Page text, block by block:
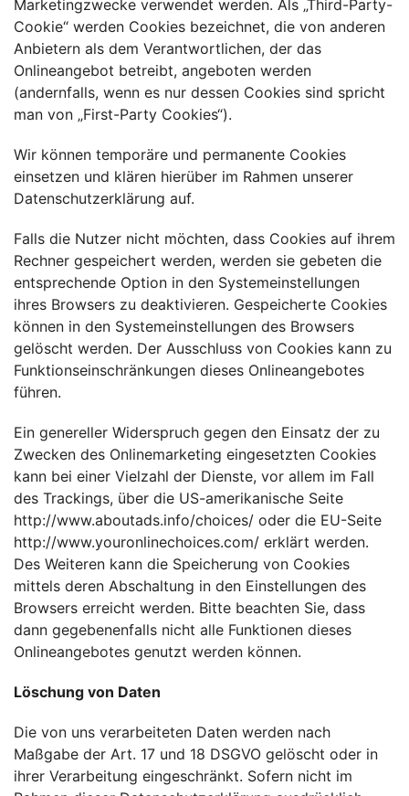
Marketingzwecke verwendet werden. Als „Third-Party-
Cookie“ werden Cookies bezeichnet, die von anderen
Anbietern als dem Verantwortlichen, der das
Onlineangebot betreibt, angeboten werden
(andernfalls, wenn es nur dessen Cookies sind spricht
man von „First-Party Cookies“).
Wir können temporäre und permanente Cookies
einsetzen und klären hierüber im Rahmen unserer
Datenschutzerklärung auf.
Falls die Nutzer nicht möchten, dass Cookies auf ihrem
Rechner gespeichert werden, werden sie gebeten die
entsprechende Option in den Systemeinstellungen
ihres Browsers zu deaktivieren. Gespeicherte Cookies
können in den Systemeinstellungen des Browsers
gelöscht werden. Der Ausschluss von Cookies kann zu
Funktionseinschränkungen dieses Onlineangebotes
führen.
Ein genereller Widerspruch gegen den Einsatz der zu
Zwecken des Onlinemarketing eingesetzten Cookies
kann bei einer Vielzahl der Dienste, vor allem im Fall
des Trackings, über die US-amerikanische Seite
http://www.aboutads.info/choices/ oder die EU-Seite
http://www.youronlinechoices.com/ erklärt werden.
Des Weiteren kann die Speicherung von Cookies
mittels deren Abschaltung in den Einstellungen des
Browsers erreicht werden. Bitte beachten Sie, dass
dann gegebenenfalls nicht alle Funktionen dieses
Onlineangebotes genutzt werden können.
Löschung von Daten
Die von uns verarbeiteten Daten werden nach
Maßgabe der Art. 17 und 18 DSGVO gelöscht oder in
ihrer Verarbeitung eingeschränkt. Sofern nicht im